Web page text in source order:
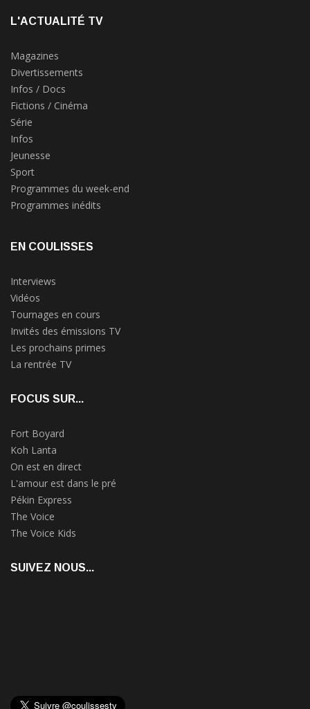
L'ACTUALITÉ TV
Magazines
Divertissements
Infos / Docs
Fictions / Cinéma
Série
Infos
Jeunesse
Sport
Programmes du week-end
Programmes inédits
EN COULISSES
Interviews
Vidéos
Tournages en cours
Invités des émissions TV
Les prochains primes
La rentrée TV
FOCUS SUR...
Fort Boyard
Koh Lanta
On est en direct
L'amour est dans le pré
Pékin Express
The Voice
The Voice Kids
SUIVEZ NOUS...